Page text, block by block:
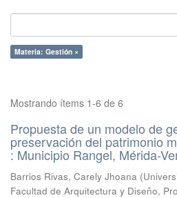
Materia: Gestión ×
Mostrando ítems 1-6 de 6
Propuesta de un modelo de
preservación del patrimonio
: Municipio Rangel, Mérida-
Barrios Rivas, Carely Jhoana (
Facultad de Arquitectura y Diseño,